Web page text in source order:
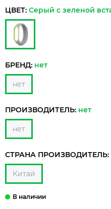
ЦВЕТ: Серый с зеленой
БРЕНД: нет
нет
ПРОИЗВОДИТЕЛЬ: нет
нет
СТРАНА ПРОИЗВОДИТЕЛЬ:
Китай